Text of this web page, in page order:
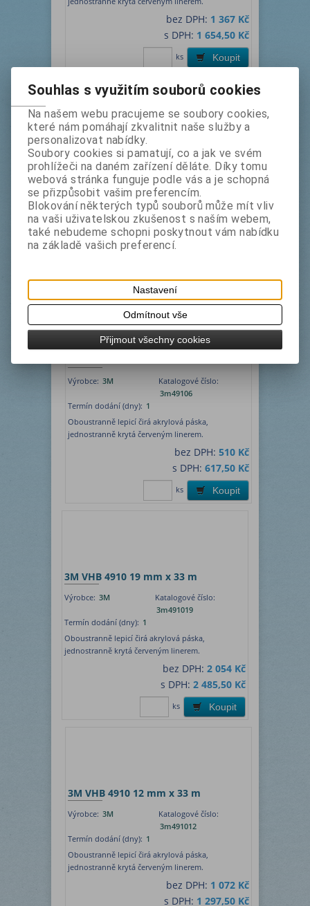
bez DPH: 1 367 Kč
s DPH: 1 654,50 Kč
Koupit
ks
3M VHB 4910 9 mm x 33 m
Výrobce:3M
Katalogové číslo:
3m49109
Termín dodání (dny):1
Oboustranně lepicí čirá akrylová páska,
jednostranně krytá červeným linerem.
bez DPH: 764 Kč
s DPH:
Výrobce: 3M
Katalogové číslo:
3m49106
Termín dodání (dny): 1
Oboustranně lepicí čirá akrylová páska,
jednostranně krytá červeným linerem.
bez DPH:510 Kč
s DPH:617,50 Kč
Koupit
ks
3M VHB 4910 19 mm x 33 m
Výrobce: 3M
Katalogové číslo:
3m491019
Termín dodání (dny): 1
Oboustranně lepicí čirá akrylová páska,
jednostranně krytá červeným linerem.
bez DPH: 2 054 Kč
s DPH: 2 485,50 Kč
Koupit
ks
3M VHB 4910 12 mm x 33 m
Výrobce: 3M
Katalogové číslo:
3m491012
Termín dodání (dny): 1
Oboustranně lepicí čirá akrylová páska,
jednostranně krytá červeným linerem.
bez DPH: 1 072 Kč
s DPH: 1 297,50 Kč
Souhlas s využitím souborů cookies
Na našem webu pracujeme se soubory cookies,
které nám pomáhají zkvalitnit naše služby a
personalizovat nabídky.
Soubory cookies si pamatují, co a jak ve svém
prohlížeči na daném zařízení děláte. Díky tomu
webová stránka funguje podle vás a je schopná
se přizpůsobit vašim preferencím.
Blokování některých typů souborů může mít vliv
na vaši uživatelskou zkušenost s naším webem,
také nebudeme schopni poskytnout vám nabídku
na základě vašich preferencí.
Nastavení
Odmítnout vše
Přijmout všechny cookies